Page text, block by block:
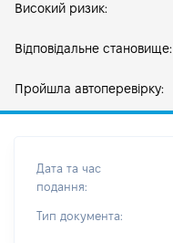
Високий ризик:
Відповідальне становище:
Пройшла автоперевірку:
Дата та час
подання:
Тип документа: